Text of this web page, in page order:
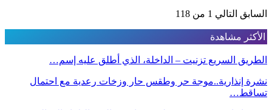
السابق التالي 1 من 118
الأكثر مشاهدة
الطريق السريع تزنيت – الداخلة، الذي أطلق عليه إسم…
نشرة إنذارية..موجة حر وطقس حار وزخات رعدية مع احتمال
تساقط…